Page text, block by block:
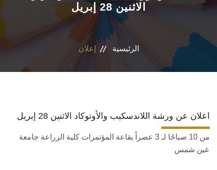
المراكز والوحدات
البرامج الدراسية
الاثنين 28 إبريل
الرئيسية إعلان
اعلان عن ورشة اللاندسكيب والأوتوكاد الاثنين 28 إبريل
من 10 صباحًا لـ 3 عصراً بقاعة المؤتمرات كلية الزراعة جامعة
عين شمس